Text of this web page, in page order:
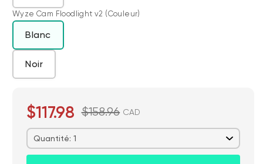
Wyze Cam Floodlight v2 (Couleur)
Blanc
Noir
$117.98 $158.96 CAD
Quantité: 1